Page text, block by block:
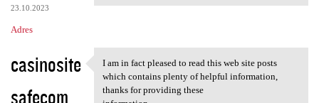
23.10.2023
Adres
casinosite
safecom
I am in fact pleased to read
I am in fact pleased to read this web site posts
which contains plenty of helpful information,
thanks for providing these